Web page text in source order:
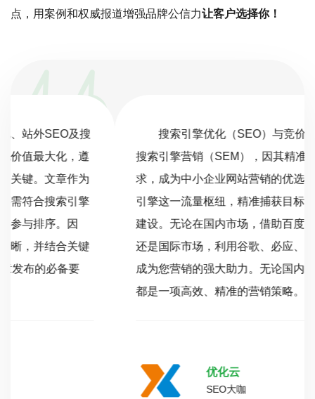
点，用案例和权威报道增强品牌公信力让客户选择你！
搜索引擎优化（SEO）与竞价推广共同构成了
搜索引擎营销（SEM），因其精准满足客户搜索需
求，成为中小企业网站营销的优选。SEM利用搜索
引擎这一流量枢纽，精准捕获目标客户，助力品牌
建设。无论在国内市场，借助百度、搜狗、360，
还是国际市场，利用谷歌、必应、雅虎，SEM都能
成为您营销的强大助力。无论国内还是国际，SEM
都是一项高效、精准的营销策略。